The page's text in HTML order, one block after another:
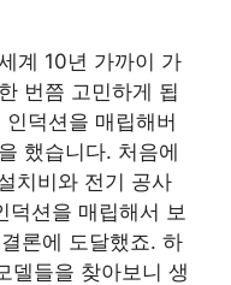
계 10년 가까이 가
번쯤 고민하게 됩
인덕션을 매립해버
했습니다. 처음에
치비와 전기 공사
덕션을 매립해서 보
론에 도달했죠. 하
델들을 찾아보니 생